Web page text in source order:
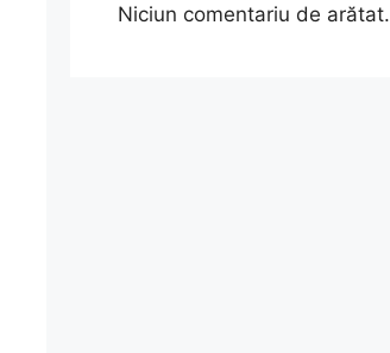
Niciun comentariu de arătat.